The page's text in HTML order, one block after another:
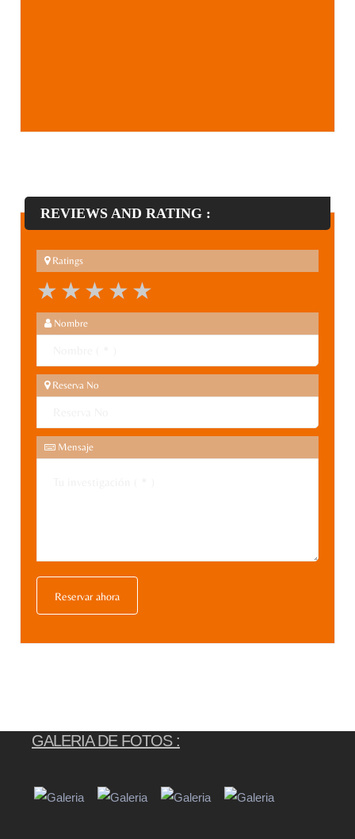
REVIEWS AND RATING :
Ratings
4 stars
3 stars
2 stars
1 star
Nombre
Reserva No
Mensaje
GALERIA DE FOTOS :